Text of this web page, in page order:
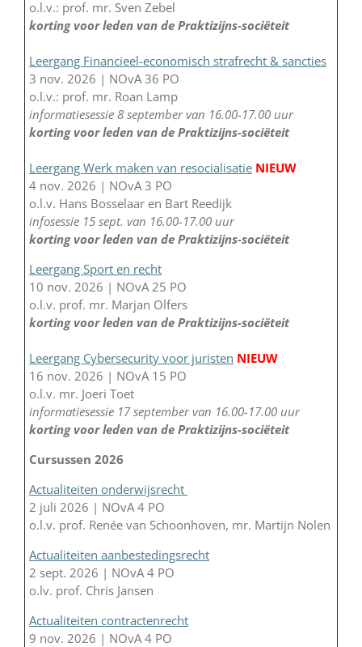
o.l.v.: prof. mr. Sven Zebel
korting voor leden van de Praktizijns-sociëteit
Leergang Financieel-economisch strafrecht & sancties
3 nov. 2026 | NOvA 36 PO
o.l.v.: prof. mr. Roan Lamp
informatiesessie 8 september van 16.00-17.00 uur
korting voor leden van de Praktizijns-sociëteit
Leergang Werk maken van resocialisatie NIEUW
4 nov. 2026 | NOvA 3 PO
o.l.v. Hans Bosselaar en Bart Reedijk
infosessie 15 sept. van 16.00-17.00 uur
korting voor leden van de Praktizijns-sociëteit
Leergang Sport en recht
10 nov. 2026 | NOvA 25 PO
o.l.v. prof. mr. Marjan Olfers
korting voor leden van de Praktizijns-sociëteit
Leergang Cybersecurity voor juristen NIEUW
16 nov. 2026 | NOvA 15 PO
o.l.v. mr. Joeri Toet
informatiesessie 17 september van 16.00-17.00 uur
korting voor leden van de Praktizijns-sociëteit
Cursussen 2026
Actualiteiten onderwijsrecht
2 juli 2026 | NOvA 4 PO
o.l.v. prof. Renée van Schoonhoven, mr. Martijn Nolen
Actualiteiten aanbestedingsrecht
2 sept. 2026 | NOvA 4 PO
o.lv. prof. Chris Jansen
Actualiteiten contractenrecht
9 nov. 2026 | NOvA 4 PO